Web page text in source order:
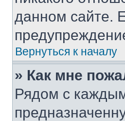
данном сайте.
Вернуться к началу
» Как мне
Рядом с